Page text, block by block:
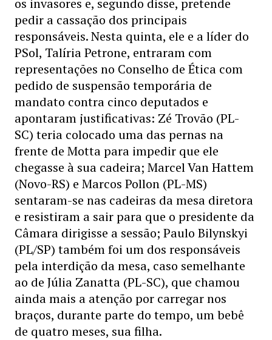
os invasores e, segundo disse, pretende
pedir a cassação dos principais
responsáveis. Nesta quinta, ele e a líder do
PSol, Talíria Petrone, entraram com
representações no Conselho de Ética com
pedido de suspensão temporária de
mandato contra cinco deputados e
apontaram justificativas: Zé Trovão (PL-
SC) teria colocado uma das pernas na
frente de Motta para impedir que ele
chegasse à sua cadeira; Marcel Van Hattem
(Novo-RS) e Marcos Pollon (PL-MS)
sentaram-se nas cadeiras da mesa diretora
e resistiram a sair para que o presidente da
Câmara dirigisse a sessão; Paulo Bilynskyi
(PL/SP) também foi um dos responsáveis
pela interdição da mesa, caso semelhante
ao de Júlia Zanatta (PL-SC), que chamou
ainda mais a atenção por carregar nos
braços, durante parte do tempo, um bebê
de quatro meses, sua filha.